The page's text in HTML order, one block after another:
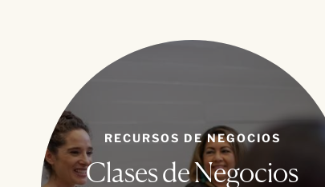
RECURSOS DE NEGOCIOS
Clases de Negocios